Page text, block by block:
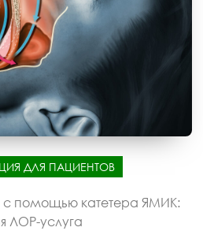
ДЛЯ ПАЦИЕНТОВ
с помощью катетера ЯМИК:
ЛОР-услуга